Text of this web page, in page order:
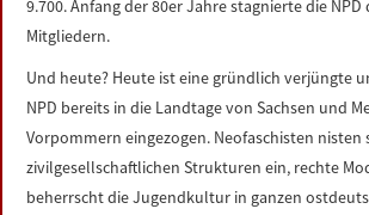
9.700. Anfang der 80er Jahre stagnierte die NPD
Mitgliedern.
Und heute? Heute ist eine gründlich verjüngte
NPD bereits in die Landtage von Sachsen und
Vorpommern eingezogen. Neofaschisten nisten
zivilgesellschaftlichen Strukturen ein, rechte
beherrscht die Jugendkultur in ganzen